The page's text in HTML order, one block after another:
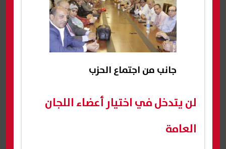
جانب من اجتماع الحزب
لن يتدخل في اختيار أعضاء اللجان
العامة